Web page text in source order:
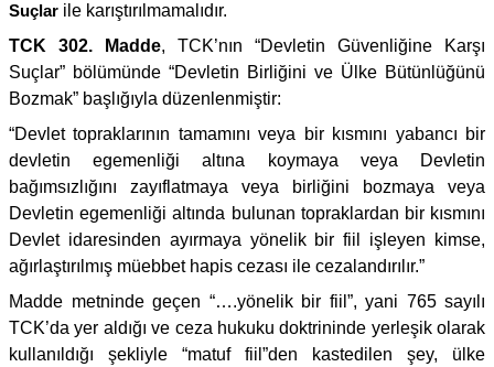
Suçlar ile karıştırılmamalıdır.
TCK 302. Madde, TCK’nın “Devletin Güvenliğine Karşı
Suçlar” bölümünde “Devletin Birliğini ve Ülke Bütünlüğünü
Bozmak” başlığıyla düzenlenmiştir:
“Devlet topraklarının tamamını veya bir kısmını yabancı bir
devletin egemenliği altına koymaya veya Devletin
bağımsızlığını zayıflatmaya veya birliğini bozmaya veya
Devletin egemenliği altında bulunan topraklardan bir kısmını
Devlet idaresinden ayırmaya yönelik bir fiil işleyen kimse,
ağırlaştırılmış müebbet hapis cezası ile cezalandırılır.”
Madde metninde geçen “….yönelik bir fiil”, yani 765 sayılı
TCK’da yer aldığı ve ceza hukuku doktrininde yerleşik olarak
kullanıldığı şekliyle “matuf fiil”den kastedilen şey, ülke